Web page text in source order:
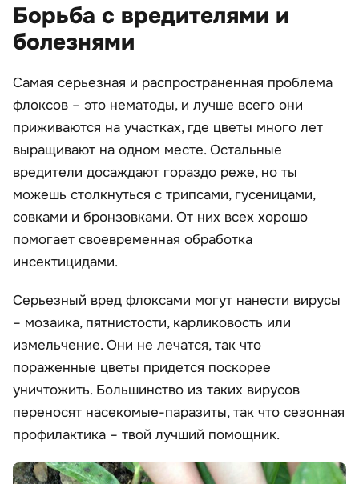
Борьба с вредителями и
болезнями
Самая серьезная и распространенная проблема
флоксов – это нематоды, и лучше всего они
приживаются на участках, где цветы много лет
выращивают на одном месте. Остальные
вредители досаждают гораздо реже, но ты
можешь столкнуться с трипсами, гусеницами,
совками и бронзовками. От них всех хорошо
помогает своевременная обработка
инсектицидами.
Серьезный вред флоксами могут нанести вирусы
– мозаика, пятнистости, карликовость или
измельчение. Они не лечатся, так что
пораженные цветы придется поскорее
уничтожить. Большинство из таких вирусов
переносят насекомые-паразиты, так что сезонная
профилактика – твой лучший помощник.